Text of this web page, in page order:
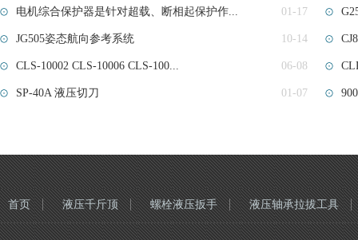
电机综合保护器是针对超载、断相起保护作... 01-17
JG505姿态航向参考系统 10-14
CLS-10002 CLS-10006 CLS-100... 06-08
SP-40A 液压切刀 01-07
首页 液压千斤顶 螺栓液压扳手 液压轴承拉拔工具